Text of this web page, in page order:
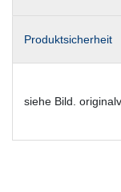
Produktsicherheit
siehe Bild.